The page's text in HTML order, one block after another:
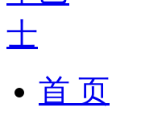
首 页